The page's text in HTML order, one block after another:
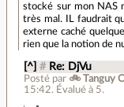
stocké sur mon NAS
très mal. IL faudrait
externe caché
rien que la notion de
[^] # Re: DjVu
Posté par 🚲 Tanguy
15:42. Évalué à 5.